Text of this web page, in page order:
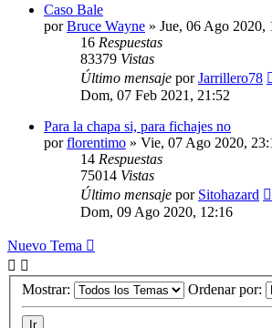
Caso Bale
porBruce Wayne » Jue, 06 Ago 2020,
16 Respuestas
83379 Vistas
Último mensaje porJarrillero78
Dom, 07 Feb 2021, 21:52
Para la chapa si, para fichajes no
porflorentimo » Vie, 07 Ago 2020,
14 Respuestas
75014 Vistas
Último mensaje por Sitohazard
Dom, 09 Ago 2020, 12:16
Nuevo Tema
Mostrar: Ordenar por: